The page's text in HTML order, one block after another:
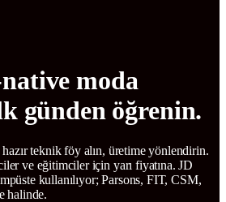
moda
günden öğrenin.
teknik föy alın, üretime yönlendirin.
ve eğitimciler için yarı fiyatına. JD
kullanılıyor; Parsons, FIT, CSM,
halinde.